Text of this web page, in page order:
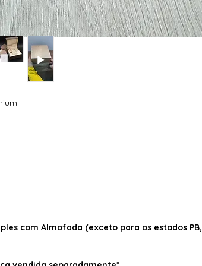
com Almofada (exceto para os estados PB,